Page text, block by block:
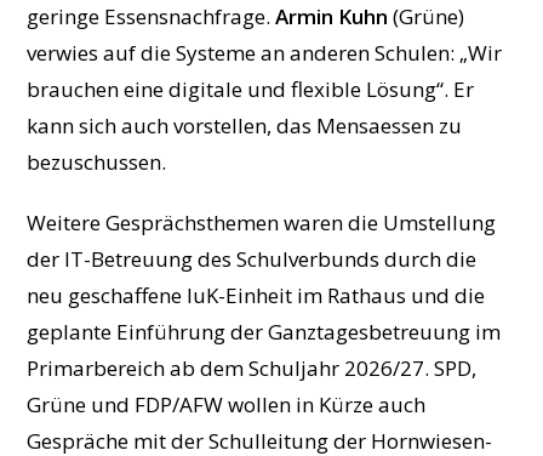
geringe Essensnachfrage.Armin Kuhn (Grüne)
verwies auf die Systeme an anderen Schulen: „Wir
brauchen eine digitale und flexible Lösung“. Er
kann sich auch vorstellen, das Mensaessen zu
bezuschussen.
Weitere Gesprächsthemen waren die Umstellung
der IT-Betreuung des Schulverbunds durch die
neu geschaffene IuK-Einheit im Rathaus und die
geplante Einführung der Ganztagesbetreuung im
Primarbereich ab dem Schuljahr 2026/27. SPD,
Grüne und FDP/AFW wollen in Kürze auch
Gespräche mit der Schulleitung der Hornwiesen-